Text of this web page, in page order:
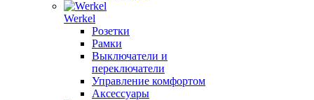
Werkel
Розетки
Рамки
Выключатели и
переключатели
Управление комфортом
Аксессуары